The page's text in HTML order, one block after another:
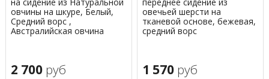
овчины на шкуре, Белый,
Средний ворс ,
Австралийская овчина
2 700 руб
овечьей шерсти на
тканевой основе, бежевая,
средний ворс
1 570 руб